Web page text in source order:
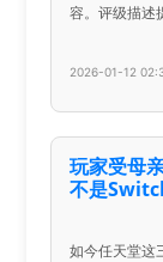
容。评级描述
2026-01-12
玩家受母
不是
如今任天堂这